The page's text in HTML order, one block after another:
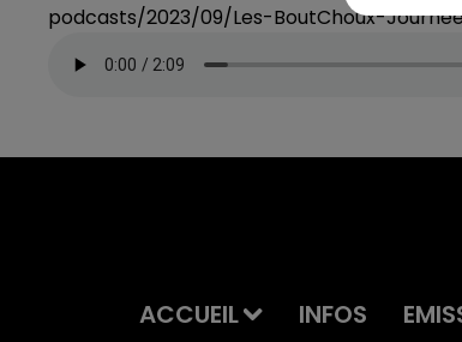
podcasts/2023/09/Les-BoutChoux-
ACCUEIL INFOS